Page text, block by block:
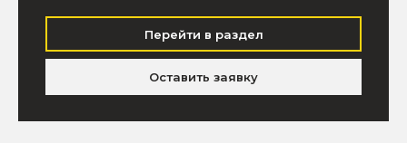
Перейти в раздел
Оставить заявку